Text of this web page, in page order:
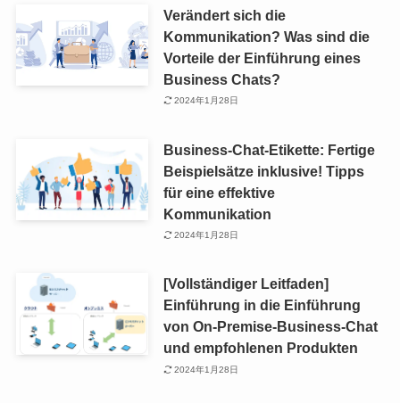
Verändert sich die
Kommunikation? Was sind die
Vorteile der Einführung eines
Business Chats?
2024年1月28日
Business-Chat-Etikette: Fertige
Beispielsätze inklusive! Tipps
für eine effektive
Kommunikation
2024年1月28日
[Vollständiger Leitfaden]
Einführung in die Einführung
von On-Premise-Business-Chat
und empfohlenen Produkten
2024年1月28日